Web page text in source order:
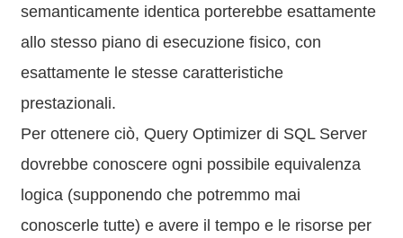
semanticamente identica porterebbe esattamente
allo stesso piano di esecuzione fisico, con
esattamente le stesse caratteristiche
prestazionali.
Per ottenere ciò, Query Optimizer di SQL Server
dovrebbe conoscere ogni possibile equivalenza
logica (supponendo che potremmo mai
conoscerle tutte) e avere il tempo e le risorse per